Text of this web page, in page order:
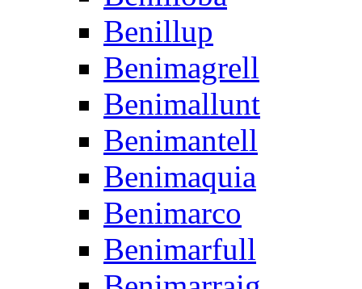
Benillup
Benimagrell
Benimallunt
Benimantell
Benimaquia
Benimarco
Benimarfull